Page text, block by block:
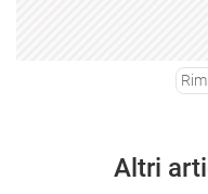
Altri